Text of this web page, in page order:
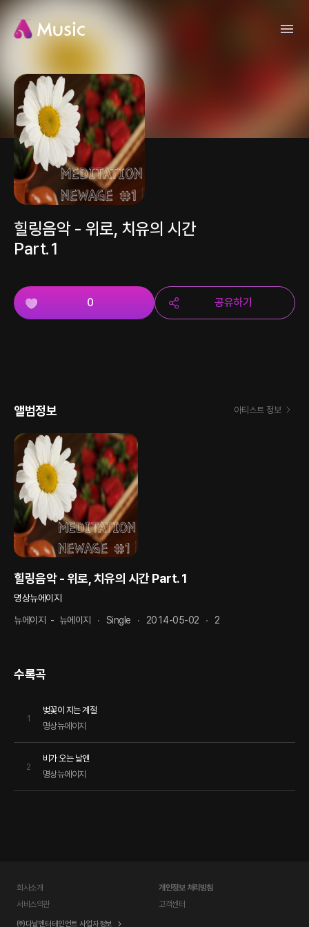
힐링음악 - 위로, 치유의 시간
Part.1
0 공유하기
앨범정보 아티스트 정보
힐링음악 - 위로, 치유의 시간 Part.1
명상뉴에이지
뉴에이지
- 뉴에이지 Single 2014-05-02 2
수록곡
1
벚꽃이 지는 계절
명상뉴에이지
2
비가 오는 날엔
명상뉴에이지
회사소개
개인정보 처리방침
서비스약관
고객센터
㈜다날엔터테인먼트 사업자정보